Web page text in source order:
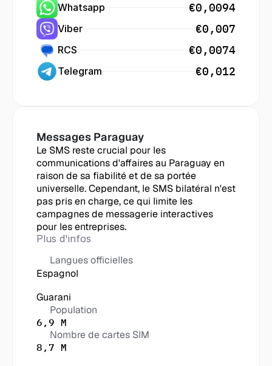
Whatsapp €0,0094
Viber €0,007
RCS €0,0074
Telegram €0,012
Messages Paraguay
Le SMS reste crucial pour les
communications d'affaires au Paraguay en
raison de sa fiabilité et de sa portée
universelle. Cependant, le SMS bilatéral n'est
pas pris en charge, ce qui limite les
campagnes de messagerie interactives
pour les entreprises.
Plus d'infos
Langues officielles
Espagnol
Guarani
Population
6,9 M
Nombre de cartes SIM
8,7 M